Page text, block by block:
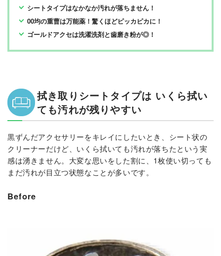
シートタイプはなかなか汚れが落ちません！
00均の重曹は万能薬！驚くほどピッカピカに！
ゴールドアクセは洗濯洗剤と歯磨き粉が◎！
拭き取りシートタイプは いくら拭い
ても汚れが残りやすい
黒ずんだアクセサリーをキレイにしたいとき、シート状の
クリーナーだけど、いくら拭いても汚れが落ちたという実
感は湧きません。大変な思いをした割に、1枚使い切っても
まだ汚れが目立つ状態なことが多いです。
Before